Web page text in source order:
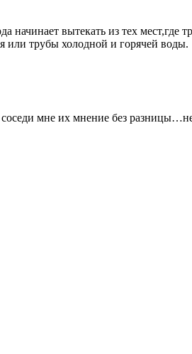
начинает вытекать из тех
или трубы холодной и горячей воды.
мне их мнение без